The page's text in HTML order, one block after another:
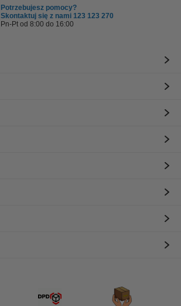
Potrzebujesz pomocy?
Skontaktuj się z nami 123 123 270
Pn-Pt od 8:00 do 16:00